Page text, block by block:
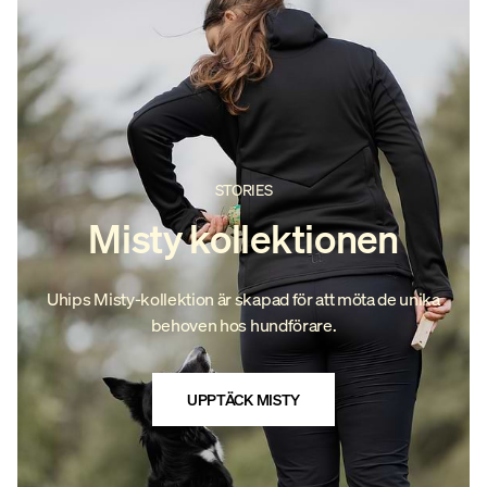
att fickan inte är i vägen när du vill
se hunden vid din sida.
STORIES
Misty kollektionen
Uhips Misty-kollektion är skapad för att möta de unika
behoven hos hundförare.
UPPTÄCK MISTY